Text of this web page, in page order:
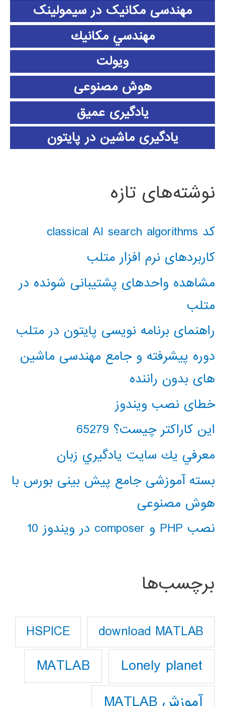
مهندسی مکانیک در سیمولینک
مهندسي مكانيك
ویولت
هوش مصنوعی
یادگیری عمیق
یادگیری ماشین در پایتون
نوشته‌های تازه
کد classical AI search algorithms
کاربردهای نرم افزار متلب
مشاهده واحدهای پشتیبانی شونده در
متلب
راهنمای برنامه نویسی پایتون در متلب
دوره پیشرفته و جامع مهندسی ماشین
های بدون راننده
خطای نصب ویندوز
این کاراکتر چیست؟ 65279
معرفي يك سايت يادگيري زبان
بسته آموزشی جامع پیش بینی بورس با
هوش مصنوعی
نصب PHP و composer در ویندوز 10
برچسب‌ها
download MATLAB
HSPICE
Lonely planet
MATLAB